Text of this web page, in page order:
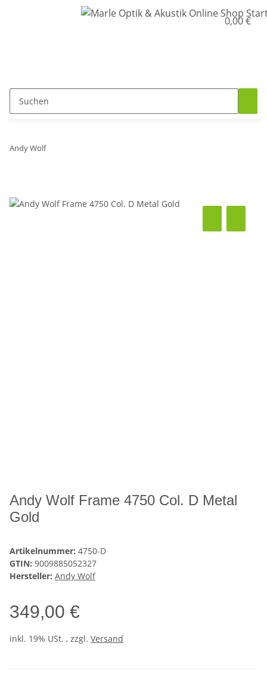
0,00 €
Andy Wolf
Andy Wolf Frame 4750 Col. D Metal
Gold
Artikelnummer: 4750-D
GTIN: 9009885052327
Hersteller: Andy Wolf
349,00 €
inkl. 19% USt. , zzgl. Versand